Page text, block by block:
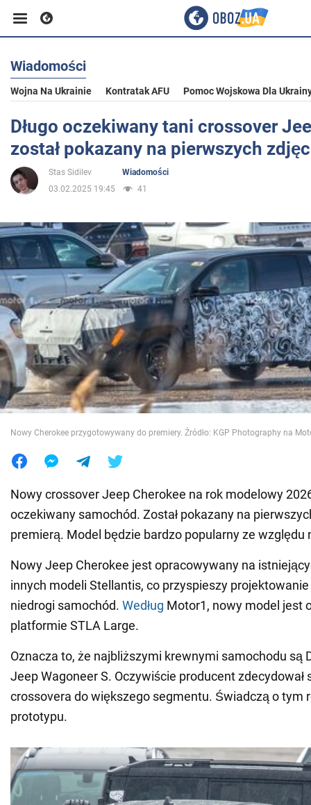
Biznes
Sport
Rozrywka
Polityka
Społeczeństwo
Wojna na Ukrainie
Świat
Jedzenie
Wiadomości
Wojna Na Ukrainie Kontratak AFU Pomoc Wojskowa Dla
Długo oczekiwany tani crossover
został pokazany na pierwszych
Stas Sidilev
Wiadomości
03.02.2025 19:45
41
Nowy Cherokee przygotowywany do premiery. Źródło: KGP Photography na
Nowy crossover Jeep Cherokee na rok modelowy
oczekiwany samochód. Został pokazany na
premierą. Model będzie bardzo popularny ze względu
Nowy Jeep Cherokee jest opracowywany na
innych modeli Stellantis, co przyspieszy
niedrogi samochód. Według Motor1, nowy model jest
platformie STLA Large.
Oznacza to, że najbliższymi krewnymi samochodu są
Jeep Wagoneer S. Oczywiście producent zdecydował
crossovera do większego segmentu. Świadczą o tym
prototypu.